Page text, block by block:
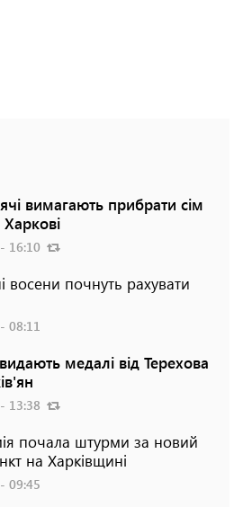
вимагають прибрати сім
16:10
восени почнуть рахувати
08:11
медалі від Терехова
13:38
почала штурми за новий
на Харківщині
09:45